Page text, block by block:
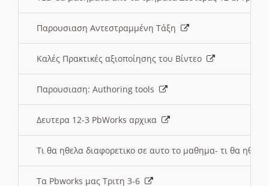
Παρουσιαση Αντεστραμμένη Τάξη
Καλές Πρακτικές αξιοποίησης του Βίντεο
Παρουσιαση: Authoring tools
Δευτερα 12-3 PbWorks αρχικα
Τι θα ηθελα διαφορετικο σε αυτο το μαθημα- τι θα
Τα Pbworks μας Τριτη 3-6